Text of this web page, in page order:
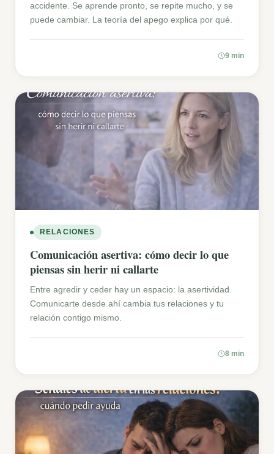
accidente. Se aprende pronto, se repite mucho, y se
puede cambiar. La teoría del apego explica por qué.
9 min
RELACIONES
Comunicación asertiva: cómo decir lo que
piensas sin herir ni callarte
Entre agredir y ceder hay un espacio: la asertividad.
Comunicarte desde ahí cambia tus relaciones y tu
relación contigo mismo.
8 min